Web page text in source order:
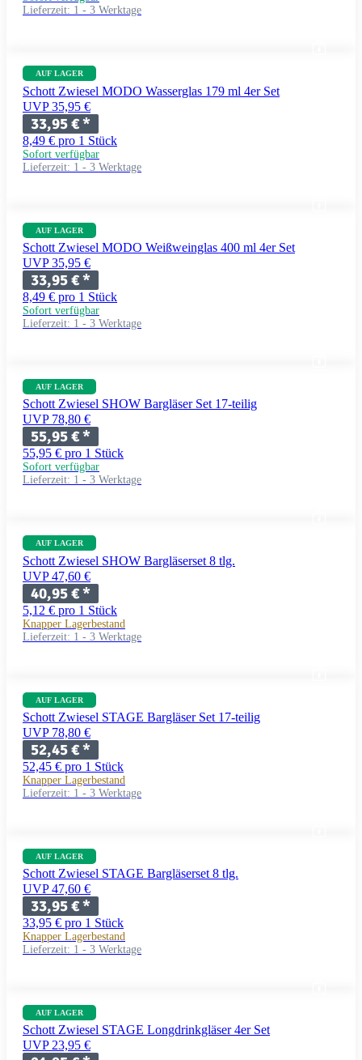
Lieferzeit: 1 - 3 Werktage
AUF LAGER
Schott Zwiesel MODO Wasserglas 179 ml 4er Set
UVP 35,95 €
33,95 €*
8,49 € pro 1 Stück
Sofort verfügbar
Lieferzeit: 1 - 3 Werktage
AUF LAGER
Schott Zwiesel MODO Weißweinglas 400 ml 4er Set
UVP 35,95 €
33,95 €*
8,49 € pro 1 Stück
Sofort verfügbar
Lieferzeit: 1 - 3 Werktage
AUF LAGER
Schott Zwiesel SHOW Bargläser Set 17-teilig
UVP 78,80 €
55,95 €*
55,95 € pro 1 Stück
Sofort verfügbar
Lieferzeit: 1 - 3 Werktage
AUF LAGER
Schott Zwiesel SHOW Bargläserset 8 tlg.
UVP 47,60 €
40,95 €*
5,12 € pro 1 Stück
Knapper Lagerbestand
Lieferzeit: 1 - 3 Werktage
AUF LAGER
Schott Zwiesel STAGE Bargläser Set 17-teilig
UVP 78,80 €
52,45 €*
52,45 € pro 1 Stück
Knapper Lagerbestand
Lieferzeit: 1 - 3 Werktage
AUF LAGER
Schott Zwiesel STAGE Bargläserset 8 tlg.
UVP 47,60 €
33,95 €*
33,95 € pro 1 Stück
Knapper Lagerbestand
Lieferzeit: 1 - 3 Werktage
AUF LAGER
Schott Zwiesel STAGE Longdrinkgläser 4er Set
UVP 23,95 €